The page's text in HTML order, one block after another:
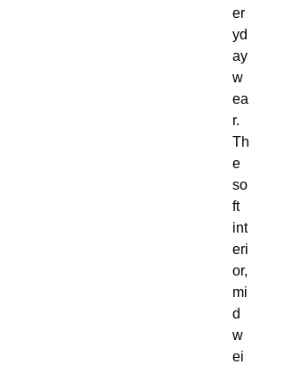
er
yd
ay
w
ea
r.
Th
e
so
ft
int
eri
or,
mi
d
w
ei